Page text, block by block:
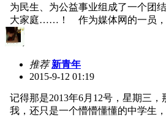
为民生、为公益事业组成了一个团
大家庭……！ 作为媒体网的一员，
推荐新青年
2015-9-12 01:19
记得那是2013年6月12号，星期三
我，还只是一个懵懵懂懂的中学生